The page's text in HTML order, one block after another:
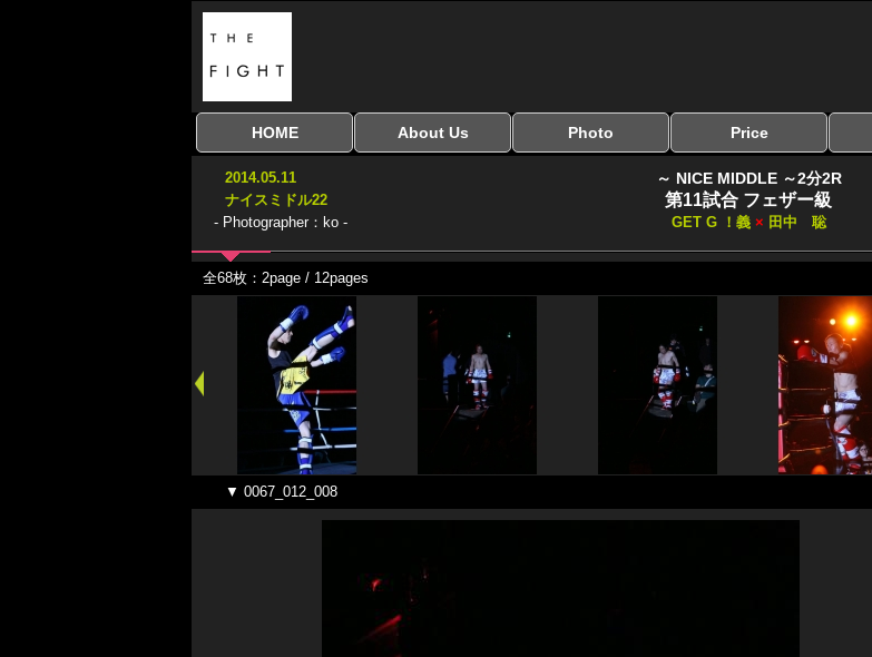
HOME
全興行を表示
ナイスミドル
アマチュアキック
協議会
全日本学生キック
建武館キッズ大会
Bigbang
おやじファイト
About Us Photo Price
料金
お支払い方法
2014.05.11
ナイスミドル22
- Photographer：ko -
～ NICE MIDDLE ～2分2R
第11試合 フェザー級
GET G ！義 × 田中 聡
全68枚：2page / 12pages
▼ 0067_012_008